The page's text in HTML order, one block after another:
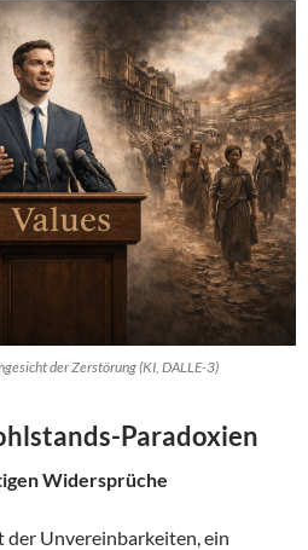
der Zerstörung (KI, DALLE-3)
Paradoxien
Widersprüche
der Unvereinbarkeiten, ein